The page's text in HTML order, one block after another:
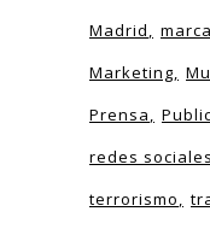
Madrid
marca
Marketing
Prensa
redes sociales
terrorismo